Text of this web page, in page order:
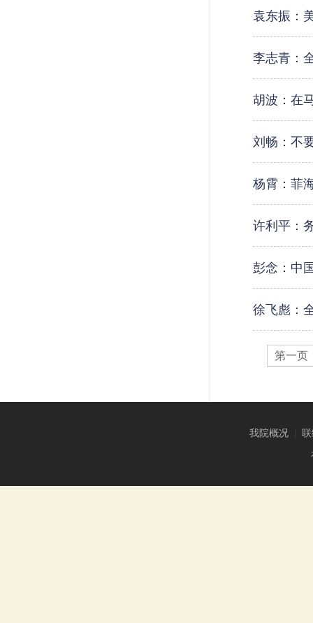
袁东振：
李志青：
胡波：在
刘畅：不
杨霄：菲
许利平：
彭念：中
徐飞彪：
第一页
我院概况